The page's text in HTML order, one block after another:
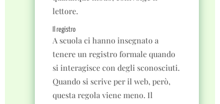
lettore.
Il registro
A scuola ci hanno insegnato a
tenere un registro formale quando
si interagisce con degli sconosciuti.
Quando si scrive per il web, però,
questa regola viene meno. Il